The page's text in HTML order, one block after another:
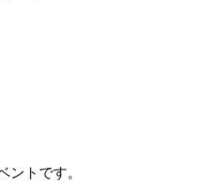
ントです。